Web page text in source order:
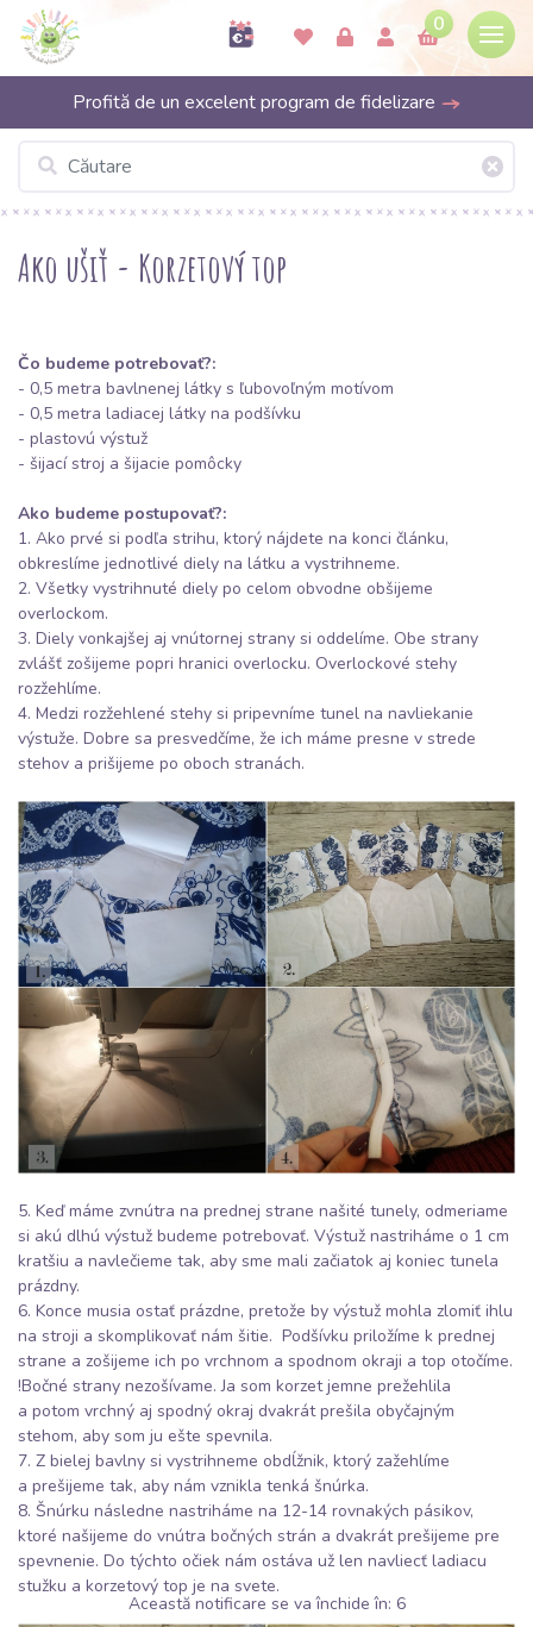
0
Profită de un excelent program de fidelizare
Ako ušiť - Korzetový top
Čo budeme potrebovať?:
- 0,5 metra bavlnenej látky s ľubovoľným motívom
- 0,5 metra ladiacej látky na podšívku
- plastovú výstuž
- šijací stroj a šijacie pomôcky
Ako budeme postupovať?:
1. Ako prvé si podľa strihu, ktorý nájdete na konci článku,
obkreslíme jednotlivé diely na látku a vystrihneme.
2. Všetky vystrihnuté diely po celom obvodne obšijeme
overlockom.
3. Diely vonkajšej aj vnútornej strany si oddelíme. Obe strany
zvlášť zošijeme popri hranici overlocku. Overlockové stehy
rozžehlíme.
4. Medzi rozžehlené stehy si pripevníme tunel na navliekanie
výstuže. Dobre sa presvedčíme, že ich máme presne v strede
stehov a prišijeme po oboch stranách.
5. Keď máme zvnútra na prednej strane našité tunely, odmeriame
si akú dlhú výstuž budeme potrebovať. Výstuž nastriháme o 1 cm
kratšiu a navlečieme tak, aby sme mali začiatok aj koniec tunela
prázdny.
6. Konce musia ostať prázdne, pretože by výstuž mohla zlomiť ihlu
na stroji a skomplikovať nám šitie. Podšívku priložíme k prednej
strane a zošijeme ich po vrchnom a spodnom okraji a top otočíme.
!Bočné strany nezošívame. Ja som korzet jemne prežehlila
a potom vrchný aj spodný okraj dvakrát prešila obyčajným
stehom, aby som ju ešte spevnila.
7. Z bielej bavlny si vystrihneme obdĺžnik, ktorý zažehlíme
a prešijeme tak, aby nám vznikla tenká šnúrka.
8. Šnúrku následne nastriháme na 12-14 rovnakých pásikov,
ktoré našijeme do vnútra bočných strán a dvakrát prešijeme pre
spevnenie. Do týchto očiek nám ostáva už len navliecť ladiacu
stužku a korzetový top je na svete.
Această notificare se va închide în: 5